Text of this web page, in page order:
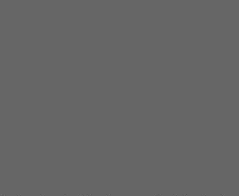
Inhalte keiner manuellen Einwilligung mehr.